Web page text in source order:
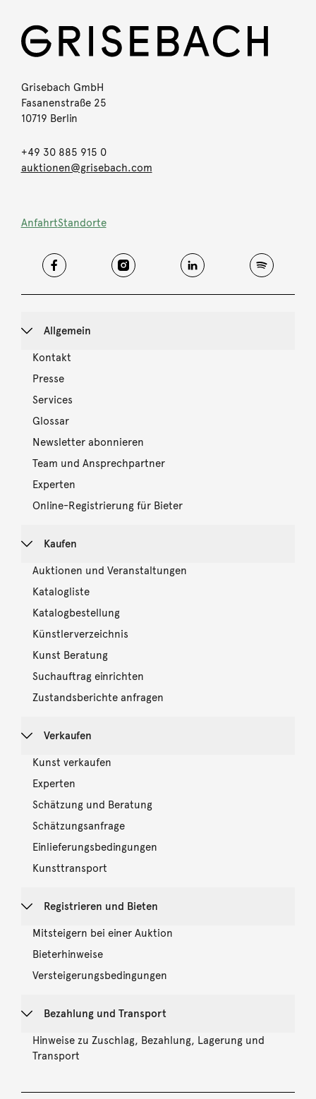
Grisebach GmbH
Fasanenstraße 25
10719 Berlin
+49 30 885 915 0
auktionen@grisebach.com
AnfahrtStandorte
Allgemein
Kontakt
Presse
Services
Glossar
Newsletter abonnieren
Team und Ansprechpartner
Experten
Online-Registrierung für Bieter
Kaufen
Auktionen und Veranstaltungen
Katalogliste
Katalogbestellung
Künstlerverzeichnis
Kunst Beratung
Suchauftrag einrichten
Zustandsberichte anfragen
Verkaufen
Kunst verkaufen
Experten
Schätzung und Beratung
Schätzungsanfrage
Einlieferungsbedingungen
Kunsttransport
Registrieren und Bieten
Mitsteigern bei einer Auktion
Bieterhinweise
Versteigerungsbedingungen
Bezahlung und Transport
Hinweise zu Zuschlag, Bezahlung, Lagerung und
Transport